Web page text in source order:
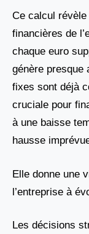
Ce calcul
financières de
chaque euro
génère presque
fixes sont déjà
cruciale pour
à une baisse
hausse
Elle donne une
l’entreprise à
Les décisions